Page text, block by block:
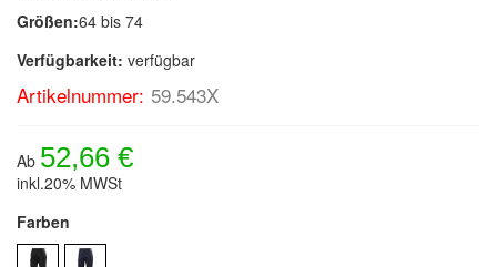
Größen:64 bis 74
Verfügbarkeit: verfügbar
Artikelnummer: 59.543X
Ab 52,66 €
inkl.20% MWSt
Farben